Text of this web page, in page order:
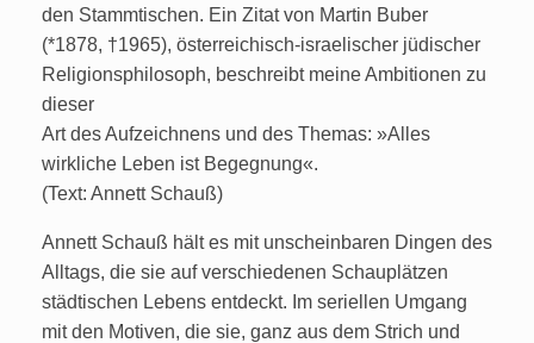
den Stammtischen. Ein Zitat von Martin Buber
(*1878, †1965), österreichisch-israelischer jüdischer
Religionsphilosoph, beschreibt meine Ambitionen zu
dieser
Art des Aufzeichnens und des Themas: »Alles
wirkliche Leben ist Begegnung«.
(Text: Annett Schauß)
Annett Schauß hält es mit unscheinbaren Dingen des
Alltags, die sie auf verschiedenen Schauplätzen
städtischen Lebens entdeckt. Im seriellen Umgang
mit den Motiven, die sie, ganz aus dem Strich und